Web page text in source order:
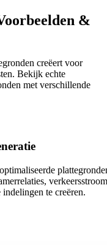
&
creëert voor
Bekijk echte
met verschillende
verkeersstroom
te creëren.